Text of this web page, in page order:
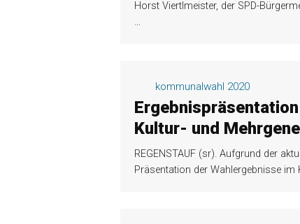
Horst Viertlmeister, der SPD-
…
kommunalwahl 2020
Kultur- und
REGENSTAUF (sr). Aufgrund der
Präsentation der Wahlergebnisse